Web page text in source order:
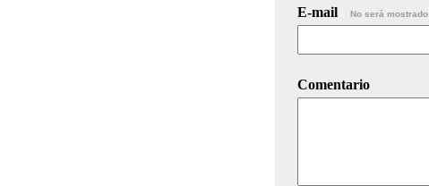
E-mail No será mostrado.
Comentario